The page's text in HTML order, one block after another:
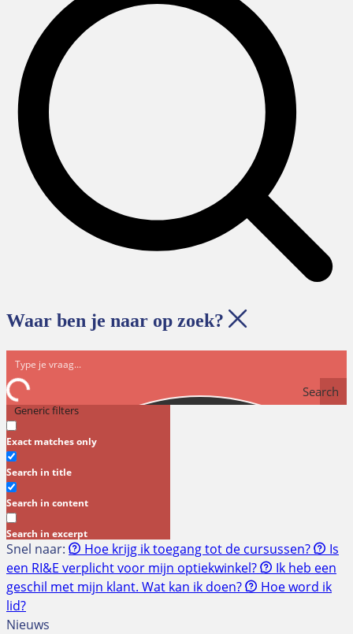
Waar ben je naar op zoek?
Search
Generic filters
Exact matches only
Search in title
Search in content
Search in excerpt
Snel naar: Hoe krijg ik toegang tot de cursussen?
Is
een RI&E verplicht voor mijn optiekwinkel?
Ik heb een
geschil met mijn klant. Wat kan ik doen?
Hoe word ik
lid?
Nieuws